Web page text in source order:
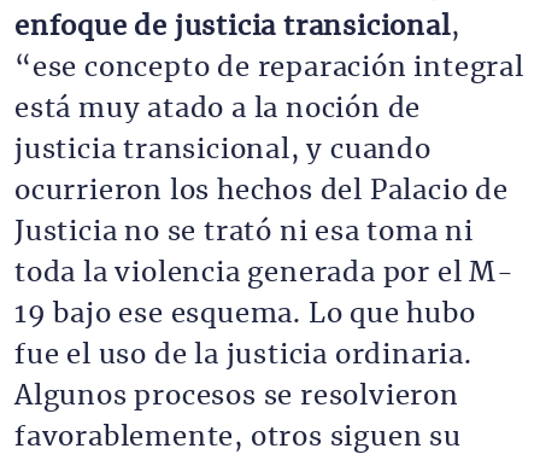
enfoque de justicia transicional,
“ese concepto de reparación integral
está muy atado a la noción de
justicia transicional, y cuando
ocurrieron los hechos del Palacio de
Justicia no se trató ni esa toma ni
toda la violencia generada por el M-
19 bajo ese esquema. Lo que hubo
fue el uso de la justicia ordinaria.
Algunos procesos se resolvieron
favorablemente, otros siguen su